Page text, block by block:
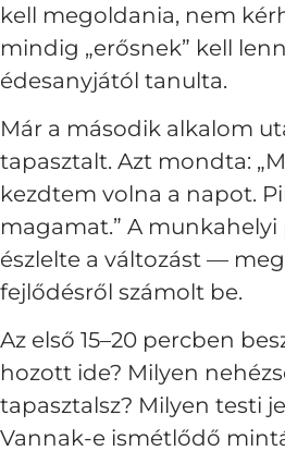
kell megoldania, nem
mindig „erősnek” kell
édesanyjától tanulta.
Már a második alkalom
tapasztalt. Azt mondta:
kezdtem volna a napot.
magamat.” A munkahelyi
észlelte a változást —
fejlődésről számolt be.
Az első 15–20 percben
hozott ide? Milyen
tapasztalsz? Milyen testi
Vannak-e ismétlődő